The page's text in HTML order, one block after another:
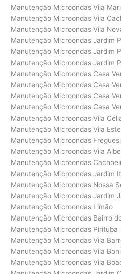
Manutenção Microondas Vila
Manutenção Microondas Vila
Manutenção Microondas Vila
Manutenção Microondas Jardim
Manutenção Microondas Jardim
Manutenção Microondas Jardim
Manutenção Microondas Casa
Manutenção Microondas Casa
Manutenção Microondas Casa
Manutenção Microondas Casa
Manutenção Microondas Vila
Manutenção Microondas Vila
Manutenção Microondas
Manutenção Microondas Vila
Manutenção Microondas
Manutenção Microondas Jardim
Manutenção Microondas Nossa
Manutenção Microondas Jardim
Manutenção Microondas Limão
Manutenção Microondas Bairro
Manutenção Microondas Pirituba
Manutenção Microondas Vila
Manutenção Microondas Vila
Manutenção Microondas Vila